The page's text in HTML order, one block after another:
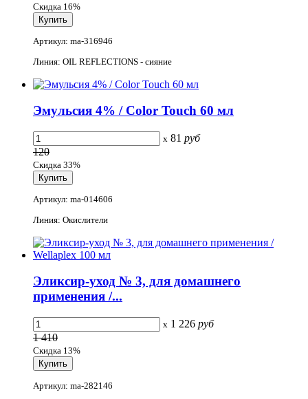
Скидка 16%
Артикул: ma-316946
Линия: OIL REFLECTIONS - сияние
Эмульсия 4% / Color Touch 60 мл
x 81 руб
120
Скидка 33%
Артикул: ma-014606
Линия: Окислители
Эликсир-уход № 3, для домашнего
применения /...
x 1 226 руб
1 410
Скидка 13%
Артикул: ma-282146